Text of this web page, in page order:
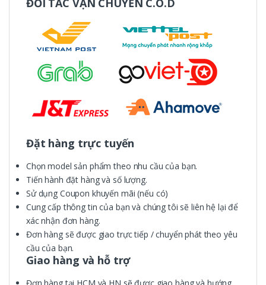
ĐỐI TÁC VẬN CHUYỂN C.O.D
Đặt hàng trực tuyến
Chọn model sản phẩm theo nhu cầu của bạn.
Tiến hành đặt hàng và số lượng.
Sử dụng Coupon khuyến mãi (nếu có)
Cung cấp thông tin của bạn và chúng tôi sẽ liên hệ lại để
xác nhận đơn hàng.
Đơn hàng sẽ được giao trực tiếp / chuyển phát theo yêu
cầu của bạn.
Giao hàng và hỗ trợ